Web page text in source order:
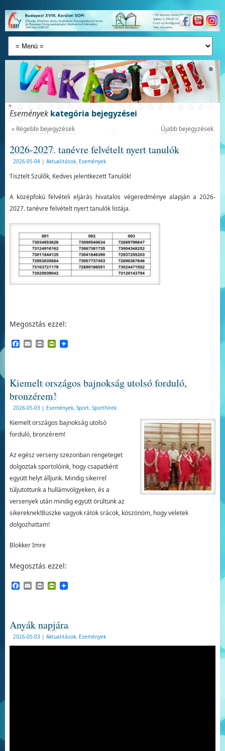
Eseményekkategória bejegyzései
«Régebbi bejegyzések Újabb bejegyzések
2026-2027. tanévre felvételt nyert tanulók
2026-05-04 | Aktualitások, Események
Tisztelt Szülők, Kedves jelentkezett Tanulók!
A középfokú felvételi eljárás hivatalos végeredménye alapján a 2026-
2027. tanévre felvételt nyert tanulók listája.
Megosztás ezzel:
Facebook
EmailPrintPrintFriendly
Kiemelt országos bajnokság utolsó forduló,
bronzérem!
2026-05-03 | Események, Sport, Sporthírek
Kiemelt országos bajnokság utolsó
forduló, bronzérem!
Az egész verseny szezonban rengeteget
dolgoztak sportolóink, hogy csapatként
együtt helyt álljunk. Mindig sikerrel
túljutottunk a hullámvölgyeken, és a
versenyek után mindig együtt örültünk az
sikereknek!Büszke vagyok rátok srácok, köszönöm, hogy veletek
dolgozhattam!
Blokker Imre
Megosztás ezzel:
Facebook
EmailPrintPrintFriendly
Anyák napjára
2026-05-03 | Aktualitások, Események